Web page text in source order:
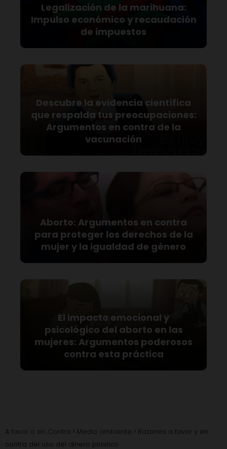
Legalización de la marihuana:
Impulso económico y recaudación
de impuestos
Descubre la evidencia científica
que respalda tus preocupaciones:
Argumentos en contra de la
vacunación
Aborto: Argumentos en contra
para proteger los derechos de la
mujer y la igualdad de género
El impacto emocional y
psicológico del aborto en las
mujeres: Argumentos poderosos
contra esta práctica
A favor o en Contra Medio ambiente
Razones a favor y en
contra del uso del dinero plastico